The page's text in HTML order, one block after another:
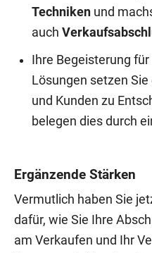
Techniken und
auch
Ihre Begeisterung
Lösungen setzen
und Kunden zu
belegen dies durch
Ergänzende Stärken
Vermutlich haben Sie
dafür, wie Sie Ihre
am Verkaufen und Ihr